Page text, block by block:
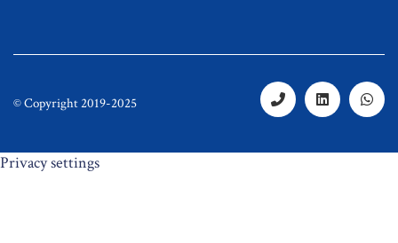
© Copyright 2019-2025
Privacy settings